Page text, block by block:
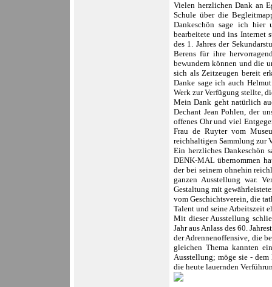
Vielen herzlichen Dank an
Schule über die
Dankeschön sage ich hier
bearbeitete und ins Internet
des 1. Jahres der
Berens für ihre
bewundern können und die
sich als Zeitzeugen bereit
Danke sage ich auch
Werk zur Verfügung stellte,
Mein Dank geht natürlich
Dechant Jean Pohlen, der
offenes Ohr und viel
Frau de Ruyter vom
reichhaltigen Sammlung zur
Ein herzliches Dankeschön
DENK-MAL übernommen
der bei seinem ohnehin
ganzen Ausstellung war.
Gestaltung mit
vom Geschichtsverein, die
Talent und seine Arbeitszeit
Mit dieser Ausstellung
Jahr aus Anlass des 60.
der Adrennenoffensive, die
gleichen Thema kannten
Ausstellung; möge sie -
die heute lauernden